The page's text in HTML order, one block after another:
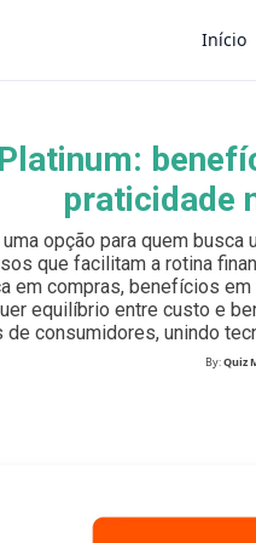
Início
praticidade
opção para quem
que facilitam a rotina
em compras, benefícios
equilíbrio entre custo e
de consumidores, unindo
By:Quiz